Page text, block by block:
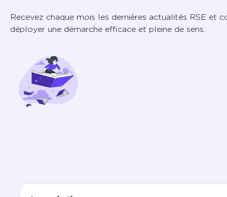
Recevez chaque mois les dernières actualités RSE et
déployer une démarche efficace et pleine de sens.